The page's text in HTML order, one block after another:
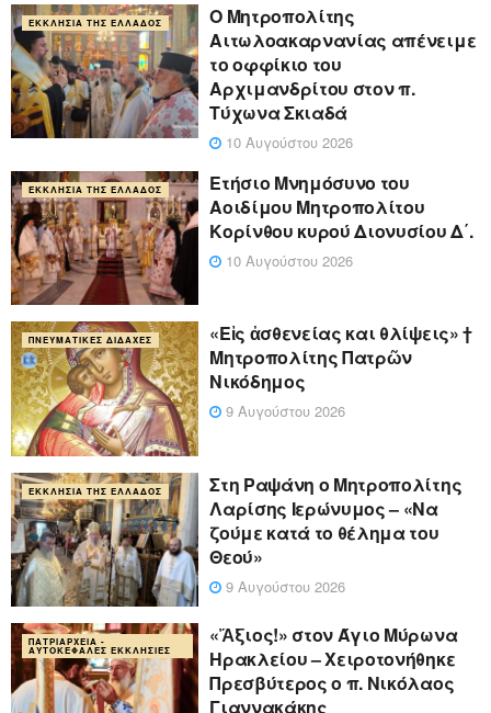
ΕΚΚΛΗΣΊΑ ΤΗΣ ΕΛΛΆΔΟΣ
Ο Μητροπολίτης
Αιτωλοακαρνανίας απένειμε
το οφφίκιο του
Αρχιμανδρίτου στον π.
Τύχωνα Σκιαδά
10 Αυγούστου 2026
ΕΚΚΛΗΣΊΑ ΤΗΣ ΕΛΛΆΔΟΣ
Ετήσιο Μνημόσυνο του
Αοιδίμου Μητροπολίτου
Κορίνθου κυρού Διονυσίου Δ΄.
10 Αυγούστου 2026
ΠΝΕΥΜΑΤΙΚΈΣ ΔΙΔΑΧΈΣ
«Eἰς ἀσθενείας και θλίψεις» †
Μητροπολίτης Πατρῶν
Νικόδημος
9 Αυγούστου 2026
ΕΚΚΛΗΣΊΑ ΤΗΣ ΕΛΛΆΔΟΣ
Στη Ραψάνη ο Μητροπολίτης
Λαρίσης Ιερώνυμος – «Να
ζούμε κατά το θέλημα του
Θεού»
9 Αυγούστου 2026
ΠΑΤΡΙΑΡΧΕΊΑ -
ΑΥΤΟΚΈΦΑΛΕΣ ΕΚΚΛΗΣΊΕΣ
«Ἄξιος!» στον Άγιο Μύρωνα
Ηρακλείου – Χειροτονήθηκε
Πρεσβύτερος ο π. Νικόλαος
Γιαννακάκης